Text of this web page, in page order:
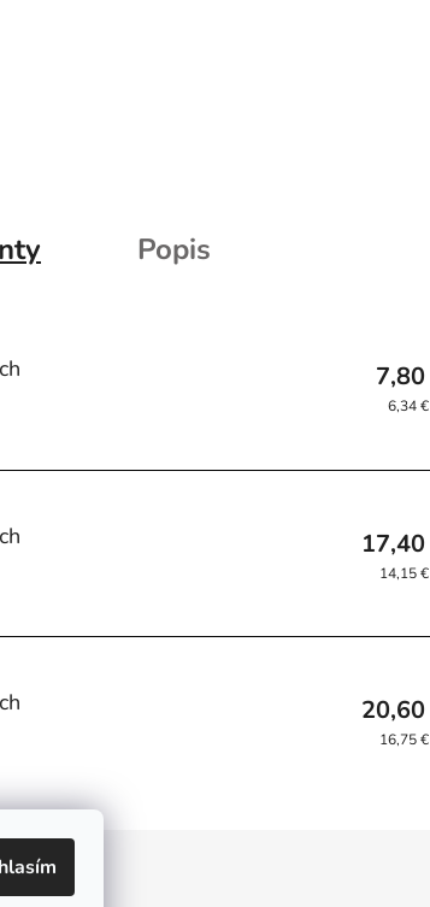
Popis
6,34
14,15
16,75